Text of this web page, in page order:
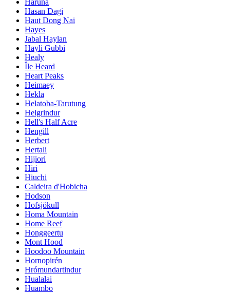
Hasan Dagi
Haut Dong Nai
Hayes
Jabal Haylan
Hayli Gubbi
Healy
Île Heard
Heart Peaks
Heimaey
Hekla
Helatoba-Tarutung
Helgrindur
Hell's Half Acre
Hengill
Herbert
Hertali
Hijiori
Hiri
Hiuchi
Caldeira d'Hobicha
Hodson
Hofsjökull
Homa Mountain
Home Reef
Honggeertu
Mont Hood
Hoodoo Mountain
Hornopirén
Hrómundartindur
Hualalai
Huambo